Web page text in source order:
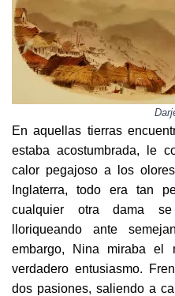
En aquellas tierras
estaba acostumbrada, le
calor pegajoso a los
Inglaterra, todo era tan
cualquier otra dama
lloriqueando ante
embargo, Nina miraba el
verdadero entusiasmo.
dos pasiones, saliendo a